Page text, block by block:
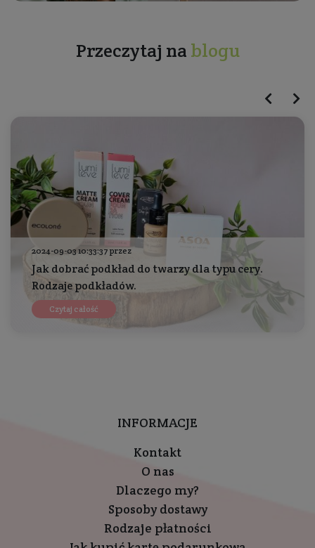
Przeczytaj na blogu
2024-09-03 10:33:37 przez
Jak dobrać podkład do twarzy dla typu cery.
Rodzaje podkładów.
Czytaj całość
INFORMACJE
Kontakt
O nas
Dlaczego my?
Sposoby dostawy
Rodzaje płatności